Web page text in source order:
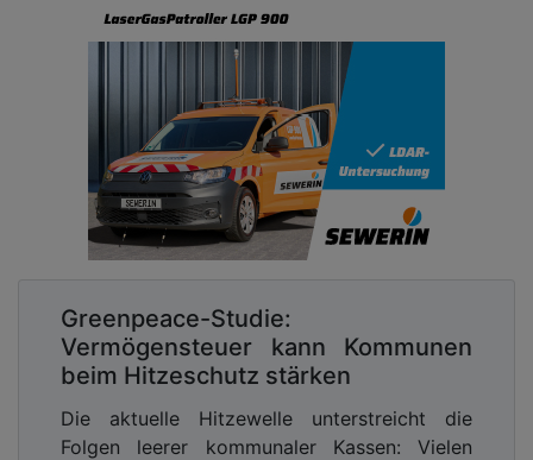
Greenpeace-Studie:
Vermögensteuer kann Kommunen
beim Hitzeschutz stärken
Die aktuelle Hitzewelle unterstreicht die
Folgen leerer kommunaler Kassen: Vielen